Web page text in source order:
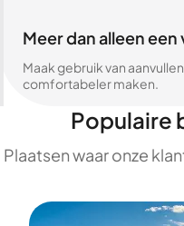
Meer dan alleen een
Maak gebruik van
comfortabeler maken.
Populaire
Plaatsen waar onze